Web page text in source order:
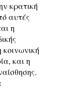
κρατική
αυτές
η
κοινωνική
και η